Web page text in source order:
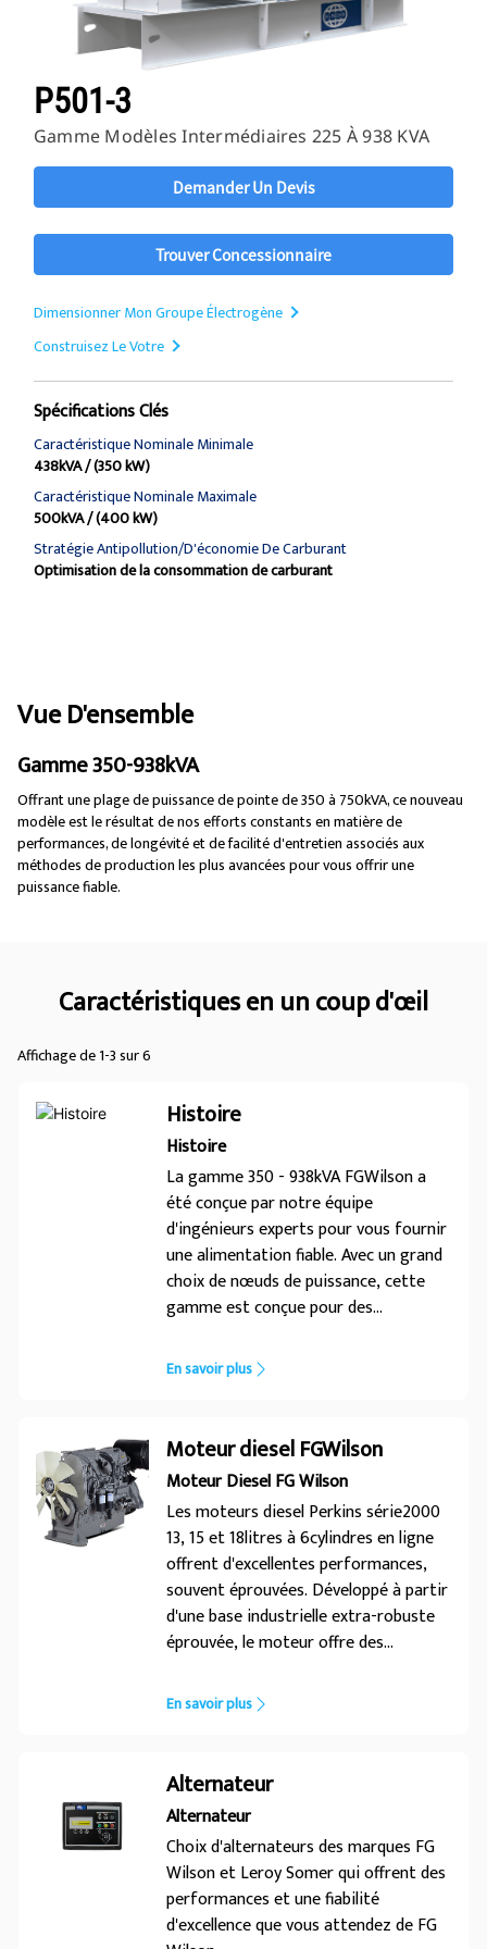
P501-3
Gamme Modèles Intermédiaires 225 À 938 KVA
Demander Un Devis
Trouver Concessionnaire
Dimensionner Mon Groupe Électrogène
Construisez Le Votre
Spécifications Clés
Caractéristique Nominale Minimale
438kVA / (350 kW)
Caractéristique Nominale Maximale
500kVA / (400 kW)
Stratégie Antipollution/d'économie De Carburant
Optimisation de la consommation de carburant
Vue D'ensemble
Gamme 350-938kVA
Offrant une plage de puissance de pointe de 350 à 750kVA, ce nouveau
modèle est le résultat de nos efforts constants en matière de
performances, de longévité et de facilité d'entretien associés aux
méthodes de production les plus avancées pour vous offrir une
puissance fiable.
Caractéristiques en un coup d'œil
Affichage de 1-3 sur 6
Histoire
Histoire
La gamme 350 - 938kVA FGWilson a
été conçue par notre équipe
d'ingénieurs experts pour vous fournir
une alimentation fiable. Avec un grand
choix de nœuds de puissance, cette
gamme est conçue pour des
applications. Une conception
spécialisée... pour une alimentation
En savoir plus
Moteur diesel FGWilson
Moteur Diesel FG Wilson
Les moteurs diesel Perkins série2000
13, 15 et 18litres à 6cylindres en ligne
offrent d'excellentes performances,
souvent éprouvées. Développé à partir
d'une base industrielle extra-robuste
éprouvée, le moteur offre des
supérieures. Sa conception haut de
gamme assure un fonctionnement
émissions ainsi que des performances
et une fiabilité avancées.
En savoir plus
Alternateur
Alternateur
Choix d'alternateurs des marques FG
Wilson et Leroy Somer qui offrent des
performances et une fiabilité
d'excellence que vous attendez de FG